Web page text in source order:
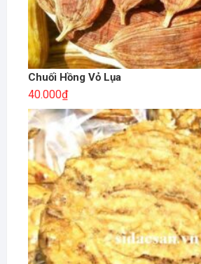
Chuối Hồng Vỏ Lụa
40.000₫